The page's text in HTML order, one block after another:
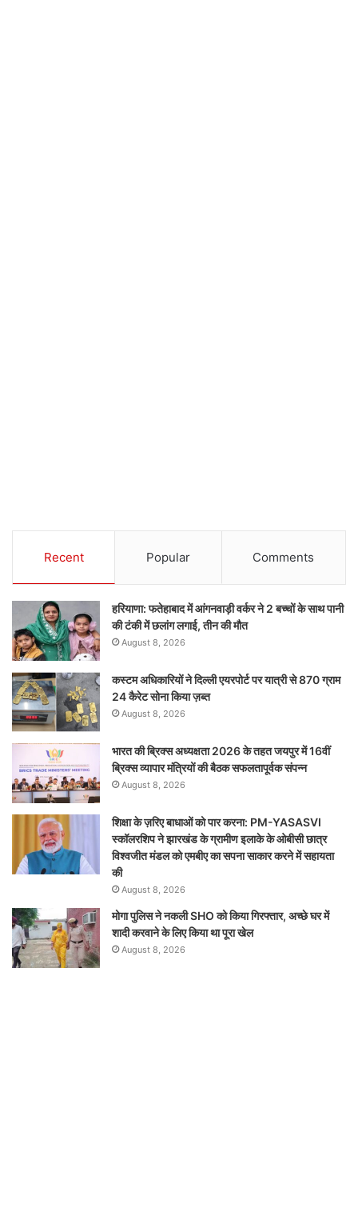
Recent Popular Comments
हरियाणा: फतेहाबाद में आंगनवाड़ी वर्कर ने 2 बच्चों के साथ पानी
की टंकी में छलांग लगाई, तीन की मौत
August 8, 2026
कस्टम अधिकारियों ने दिल्ली एयरपोर्ट पर यात्री से 870 ग्राम
24 कैरेट सोना किया ज़ब्त
August 8, 2026
भारत की ब्रिक्‍स अध्यक्षता 2026 के तहत जयपुर में 16वीं
ब्रिक्‍स व्यापार मंत्रियों की बैठक सफलतापूर्वक संपन्न
August 8, 2026
शिक्षा के ज़रिए बाधाओं को पार करना: PM-YASASVI
स्कॉलरशिप ने झारखंड के ग्रामीण इलाके के ओबीसी छात्र
विश्वजीत मंडल को एमबीए का सपना साकार करने में सहायता
की
August 8, 2026
मोगा पुलिस ने नकली SHO को किया गिरफ्तार, अच्छे घर में
शादी करवाने के लिए किया था पूरा खेल
August 8, 2026